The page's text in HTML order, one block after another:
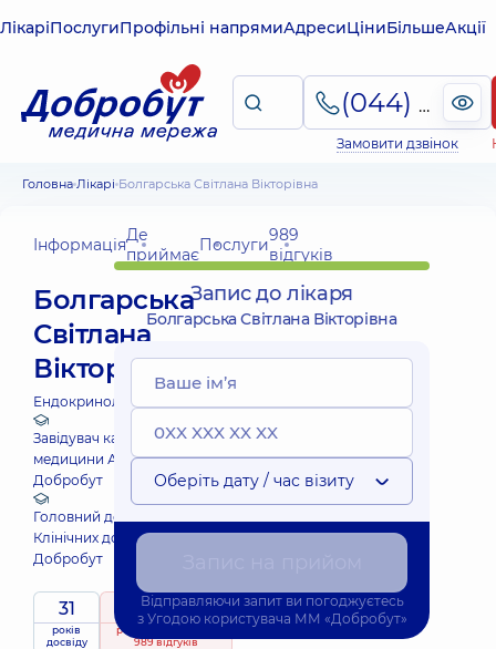
ЛікаріПослугиПрофільні напрямиАдресиЦіниБільшеАкції
(044) 495-2-888
Замовити дзвінок
Головна Лікарі Болгарська Світлана Вікторівна
ІнформаціяДе
приймаєПослуги989
відгуків
Болгарська
Світлана
Вікторівна
Ендокринолог;
Завідувач кафедри загальної
медицини Академії
Добробут
Головний дослідник
Клінічних досліджень
Добробут
31
років
досвіду
5 / 5
рейтинг
на підставі
989 відгуків
Запис до лікаря
Болгарська Світлана Вікторівна
Оберіть дату / час візиту
Відправляючи запит ви погоджуєтесь
з Угодою користувача ММ «Добробут»